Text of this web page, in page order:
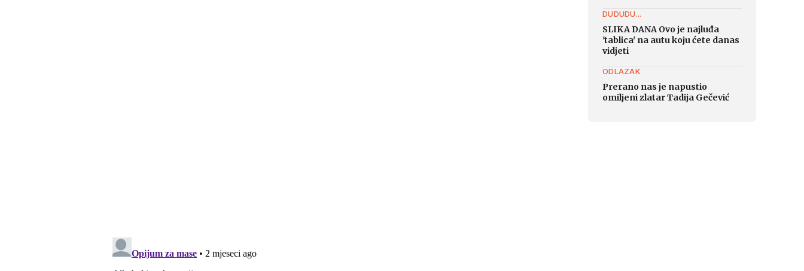
DUDUDU...
SLIKA DANA Ovo je najluđa
'tablica' na autu koju ćete danas
vidjeti
ODLAZAK
Prerano nas je napustio
omiljeni zlatar Tadija Gečević